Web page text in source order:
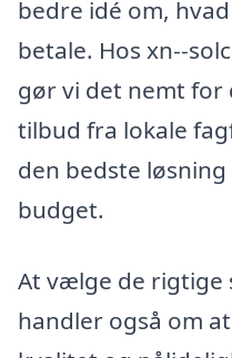
bedre idé om,
betale. Hos xn--
gør vi det nemt for
tilbud fra lokale
den bedste
budget.
At vælge de rigtige
handler også om